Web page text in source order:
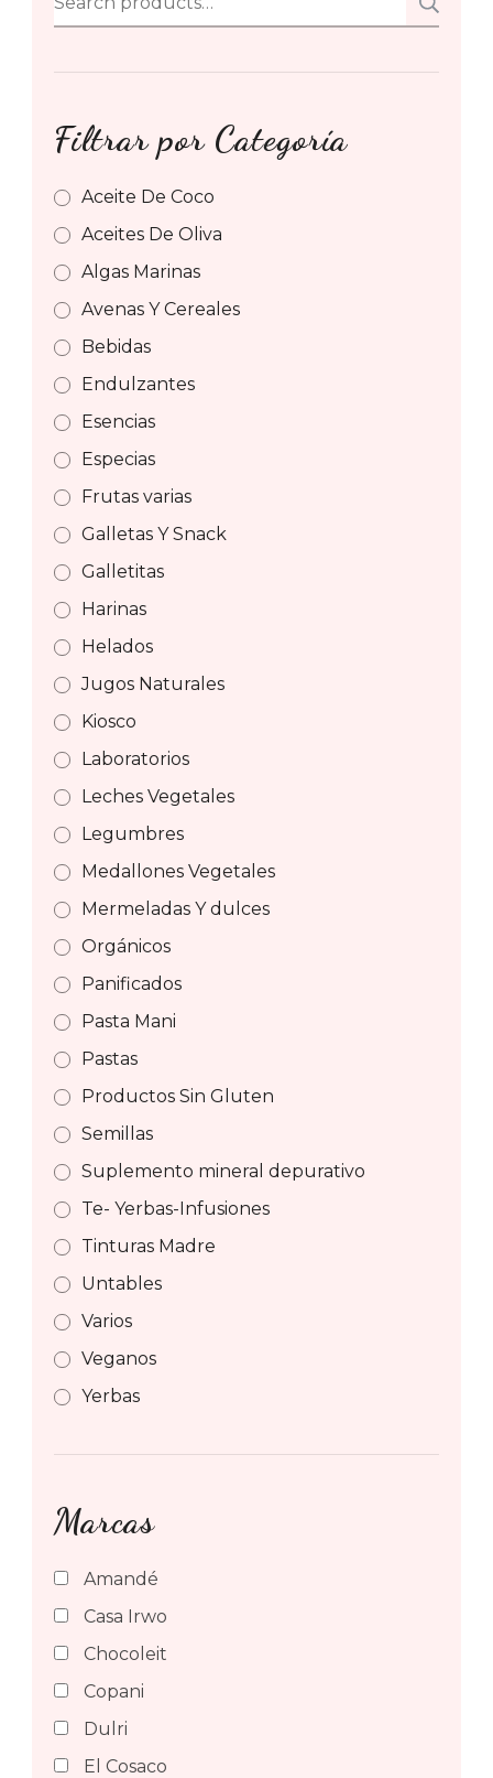
for:
Filtrar por Categoría
Aceite De Coco
Aceites De Oliva
Algas Marinas
Avenas Y Cereales
Bebidas
Endulzantes
Esencias
Especias
Frutas varias
Galletas Y Snack
Galletitas
Harinas
Helados
Jugos Naturales
Kiosco
Laboratorios
Leches Vegetales
Legumbres
Medallones Vegetales
Mermeladas Y dulces
Orgánicos
Panificados
Pasta Mani
Pastas
Productos Sin Gluten
Semillas
Suplemento mineral depurativo
Te- Yerbas-Infusiones
Tinturas Madre
Untables
Varios
Veganos
Yerbas
Marcas
Amandé
Casa Irwo
Chocoleit
Copani
Dulri
El Cosaco